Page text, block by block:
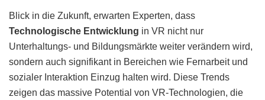
Blick in die Zukunft, erwarten Experten, dass
Technologische Entwicklung in VR nicht nur
Unterhaltungs- und Bildungsmärkte weiter verändern wird,
sondern auch signifikant in Bereichen wie Fernarbeit und
sozialer Interaktion Einzug halten wird. Diese Trends
zeigen das massive Potential von VR-Technologien, die